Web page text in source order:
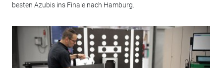
besten Azubis ins Finale nach Hamburg.